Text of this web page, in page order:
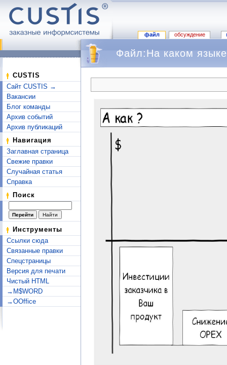
файл обсуждение
CUSTIS
Сайт CUSTIS →
Вакансии
Блог команды
Архив событий
Архив публикаций
Навигация
Заглавная страница
Свежие правки
Случайная статья
Справка
Поиск
Инструменты
Ссылки сюда
Связанные правки
Спецстраницы
Версия для печати
Чистый HTML
→M$WORD
→OOffice
Файл:На каком